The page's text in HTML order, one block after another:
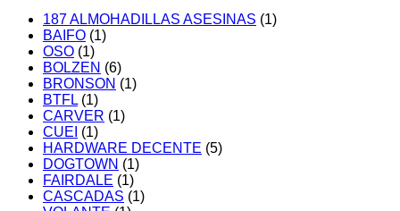
187 ALMOHADILLAS ASESINAS (1)
BAIFO (1)
OSO (1)
BOLZEN (6)
BRONSON (1)
BTFL (1)
CARVER (1)
CUEI (1)
HARDWARE DECENTE (5)
DOGTOWN (1)
FAIRDALE (1)
CASCADAS (1)